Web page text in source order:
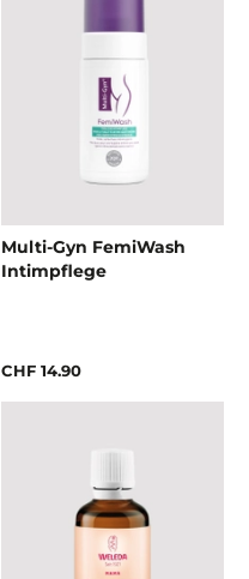
Multi-Gyn FemiWash
Intimpflege
CHF 14.90